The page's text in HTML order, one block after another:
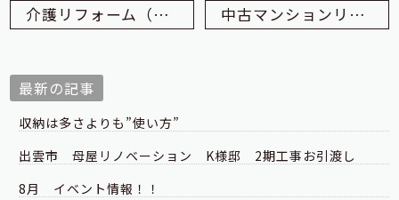
介護リフォーム（手すり取付）のご提案
中古マンションリノベーション 床を張り替える際に注意すべき点について
最新の記事
収納は多さよりも”使い方”
出雲市 母屋リノベーション K様邸 2期工事お引渡し
8月 イベント情報！！